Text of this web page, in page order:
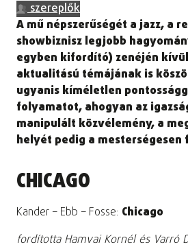
szereplők
A mű népszerűségét a jazz, a
showbiznisz legjobb
egyben kifordító) zenéjén
aktualitású témájának is
ugyanis kíméletlen
folyamatot, ahogyan az
manipulált közvélemény, a
helyét pedig a
CHICAGO
Kander – Ebb – Fosse: Chicago
fordította Hamvai Kornél és Varró